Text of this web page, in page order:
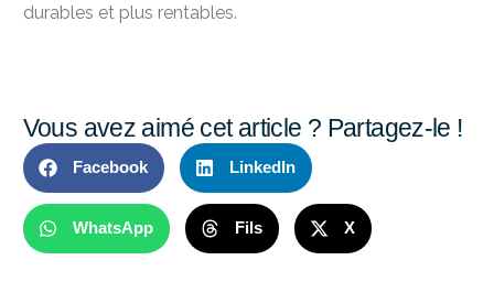
durables et plus rentables.
Vous avez aimé cet article ? Partagez-le !
Facebook LinkedIn
WhatsApp Fils X